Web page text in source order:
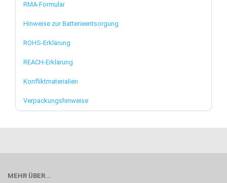
RMA-Formular
Hinweise zur Batterieentsorgung
ROHS-Erklärung
REACH-Erklärung
Konfliktmaterialien
Verpackungshinweise
MEHR ÜBER...